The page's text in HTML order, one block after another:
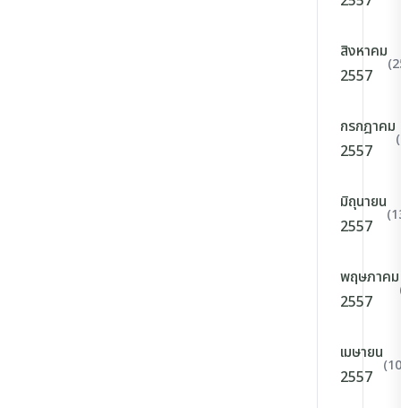
สิงหาคม
2557
กรกฎาคม
2557
มิถุนายน
2557
พฤษภาคม
2557
เมษายน
2557